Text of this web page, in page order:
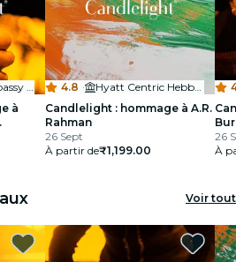
Hilton Bengaluru Embassy Manyata Business Park
à
4.8 ·
Hyatt Centric Hebbal Bengaluru
Candlelight : hommage à A.R.
Rahman
26 Sept
À partir de₹1,199.00
26
À
Voir tout